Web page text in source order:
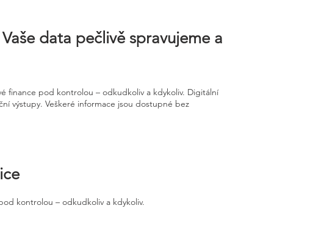
data pečlivě spravujeme a
finance pod kontrolou – odkudkoliv a kdykoliv. Digitální
výstupy. Veškeré informace jsou dostupné bez
kontrolou – odkudkoliv a kdykoliv.